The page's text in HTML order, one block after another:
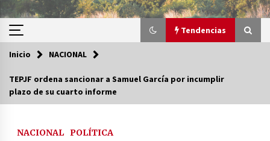
Tendencias
Tendencias
Inicio NACIONAL
TEPJF ordena sancionar a Samuel García por incumplir
plazo de su cuarto informe
NACIONAL POLÍTICA